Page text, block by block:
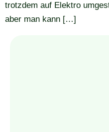
trotzdem auf Elektro
aber man kann […]